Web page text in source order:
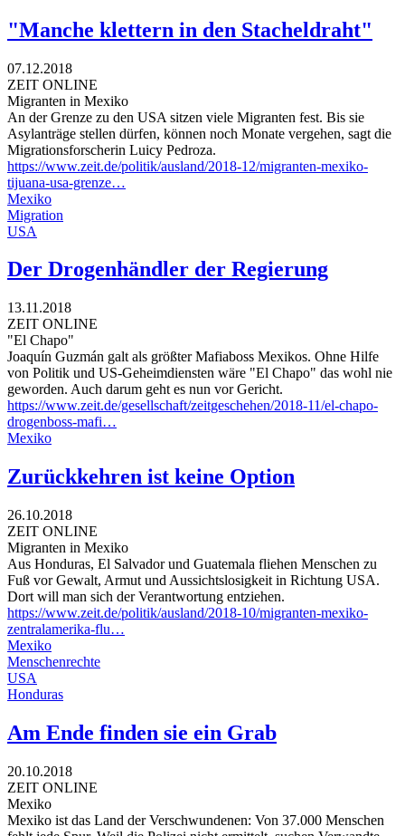
"Manche klettern in den Stacheldraht"
07.12.2018
ZEIT ONLINE
Migranten in Mexiko
An der Grenze zu den USA sitzen viele Migranten fest. Bis sie
Asylanträge stellen dürfen, können noch Monate vergehen, sagt die
Migrationsforscherin Luicy Pedroza.
https://www.zeit.de/politik/ausland/2018-12/migranten-mexiko-
tijuana-usa-grenze…
Mexiko
Migration
USA
Der Drogenhändler der Regierung
13.11.2018
ZEIT ONLINE
"El Chapo"
Joaquín Guzmán galt als größter Mafiaboss Mexikos. Ohne Hilfe
von Politik und US-Geheimdiensten wäre "El Chapo" das wohl nie
geworden. Auch darum geht es nun vor Gericht.
https://www.zeit.de/gesellschaft/zeitgeschehen/2018-11/el-chapo-
drogenboss-mafi…
Mexiko
Zurückkehren ist keine Option
26.10.2018
ZEIT ONLINE
Migranten in Mexiko
Aus Honduras, El Salvador und Guatemala fliehen Menschen zu
Fuß vor Gewalt, Armut und Aussichtslosigkeit in Richtung USA.
Dort will man sich der Verantwortung entziehen.
https://www.zeit.de/politik/ausland/2018-10/migranten-mexiko-
zentralamerika-flu…
Mexiko
Menschenrechte
USA
Honduras
Am Ende finden sie ein Grab
20.10.2018
ZEIT ONLINE
Mexiko
Mexiko ist das Land der Verschwundenen: Von 37.000 Menschen